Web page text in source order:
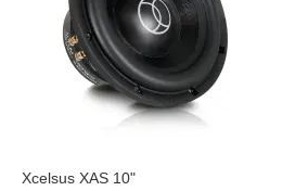
Xcelsus XAS 10"